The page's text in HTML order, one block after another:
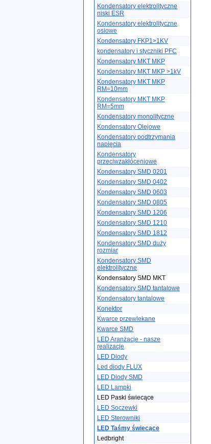
Kondensatory elektrolityczne
niski ESR
Kondensatory elektrolityczne
osiowe
Kondensatory FKP1>1KV
kondensatory i styczniki PFC
Kondensatory MKT MKP
Kondensatory MKT MKP >1kV
Kondensatory MKT MKP
RM=10mm
Kondensatory MKT MKP
RM=5mm
Kondensatory monolityczne
Kondensatory Olejowe
Kondensatory podtrzymania
napięcia
Kondensatory
przeciwzakłóceniowe
Kondensatory SMD 0201
Kondensatory SMD 0402
Kondensatory SMD 0603
Kondensatory SMD 0805
Kondensatory SMD 1206
Kondensatory SMD 1210
Kondensatory SMD 1812
Kondensatory SMD duży
rozmiar
Kondensatory SMD
elektrolityczne
Kondensatory SMD MKT
Kondensatory SMD tantalowe
Kondensatory tantalowe
Konektor
Kwarce przewlekane
Kwarce SMD
LED Aranżacje - nasze
realizacje
LED Diody
Led diody FLUX
LED Diody SMD
LED Lampki
LED Paski świecące
LED Soczewki
LED Sterowniki
LED Taśmy świecące
Ledbright